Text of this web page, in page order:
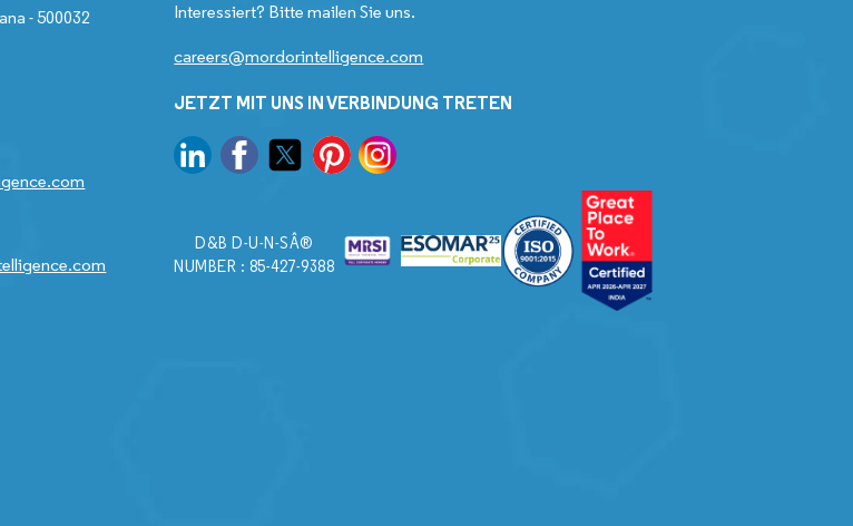
- 500032
Interessiert? Bitte mailen Sie uns.
careers@mordorintelligence.com
JETZT MIT UNS IN VERBINDUNG TRETEN
D&B D-U-N-SÂ®
NUMBER : 85-427-9388